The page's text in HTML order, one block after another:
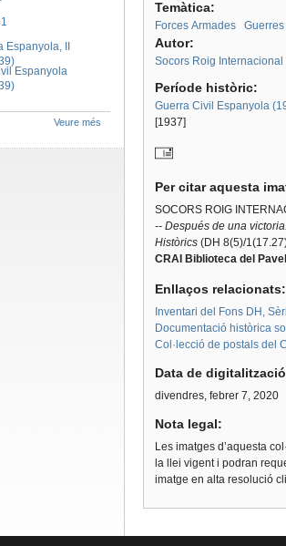
Temàtica:
Forces Armades Guerres
Autor:
Socors Roig Internacional
Període històric:
Guerra Civil Espanyola
[1937]
Per citar aquesta
SOCORS ROIG
-- Después de una
Històrics(DH 8(5)/
CRAI Biblioteca del
Enllaços
Inventari del Fons DH,
Documentació històrica
Col·lecció de postals del
Data de
divendres, febrer 7, 2020
Nota legal:
Les imatges d’aquesta
la llei vigent i podran
imatge en alta resolució
Espanyola, II
Espanyola
Veure més